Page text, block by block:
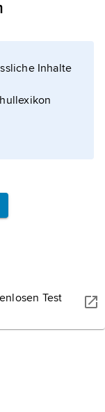
Inhalte
Test